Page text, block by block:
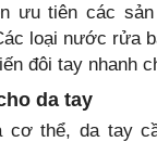
ưu tiên các
loại nước rửa
đôi tay nhanh
da tay
cơ thể, da tay